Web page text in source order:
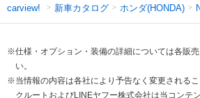
carview! 新車カタログ ホンダ(HONDA)
※仕様・オプション・装備の詳細については各販
い。
※当情報の内容は各社により予告なく変更される
クルートおよびLINEヤフー株式会社は当コンテ